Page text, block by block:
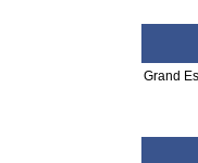
Grand